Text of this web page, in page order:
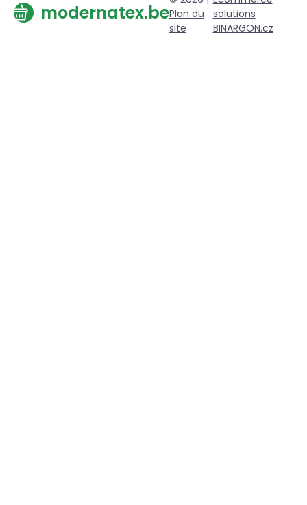
modernatex.bePlan du
site
solutions
BINARGON.cz